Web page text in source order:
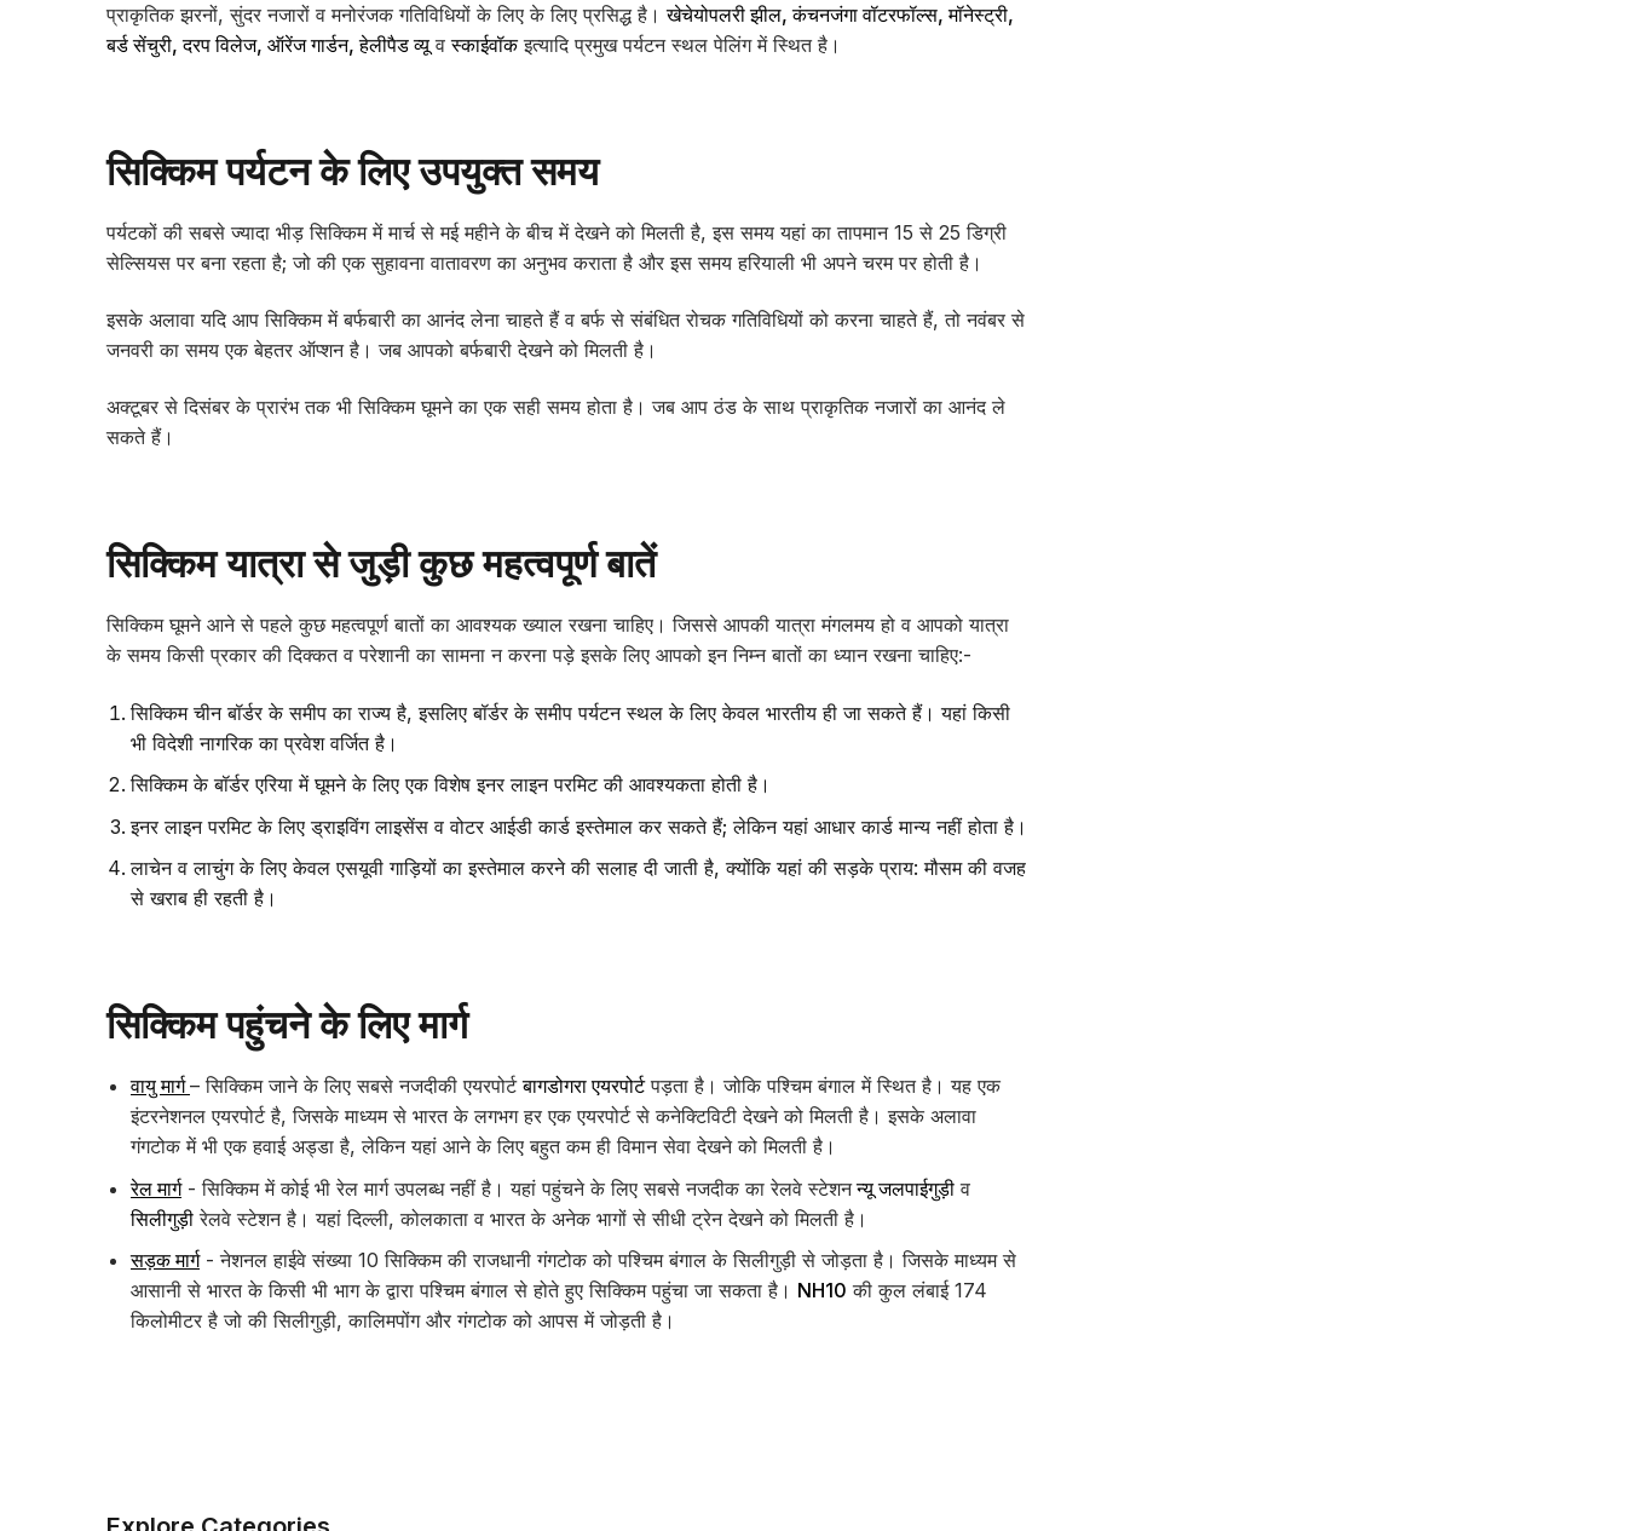
प्राकृतिक झरनों, सुंदर नजारों व मनोरंजक गतिविधियों के लिए के लिए प्रसिद्ध है।खेचेयोपलरी झील, कंचनजंगा वॉटरफॉल्स, मॉनेस्ट्री,
बर्ड सेंचुरी, दरप विलेज, ऑरेंज गार्डन, हेलीपैड व्यू वस्काईवॉकइत्यादि प्रमुख पर्यटन स्थल पेलिंग में स्थित है।
सिक्किम पर्यटन के लिए उपयुक्त समय
पर्यटकों की सबसे ज्यादा भीड़ सिक्किम में मार्च से मई महीने के बीच में देखने को मिलती है, इस समय यहां का तापमान 15 से 25 डिग्री
सेल्सियस पर बना रहता है; जो की एक सुहावना वातावरण का अनुभव कराता है और इस समय हरियाली भी अपने चरम पर होती है।
इसके अलावा यदि आप सिक्किम में बर्फबारी का आनंद लेना चाहते हैं व बर्फ से संबंधित रोचक गतिविधियों को करना चाहते हैं, तो नवंबर से
जनवरी का समय एक बेहतर ऑप्शन है। जब आपको बर्फबारी देखने को मिलती है।
अक्टूबर से दिसंबर के प्रारंभ तक भी सिक्किम घूमने का एक सही समय होता है। जब आप ठंड के साथ प्राकृतिक नजारों का आनंद ले
सकते हैं।
सिक्किम यात्रा से जुड़ी कुछ महत्वपूर्ण बातें
सिक्किम घूमने आने से पहले कुछ महत्वपूर्ण बातों का आवश्यक ख्याल रखना चाहिए। जिससे आपकी यात्रा मंगलमय हो व आपको यात्रा
के समय किसी प्रकार की दिक्कत व परेशानी का सामना न करना पड़े इसके लिए आपको इन निम्न बातों का ध्यान रखना चाहिए:-
सिक्किम चीन बॉर्डर के समीप का राज्य है, इसलिए बॉर्डर के समीप पर्यटन स्थल के लिए केवल भारतीय ही जा सकते हैं। यहां किसी
भी विदेशी नागरिक का प्रवेश वर्जित है।
सिक्किम के बॉर्डर एरिया में घूमने के लिए एक विशेष इनर लाइन परमिट की आवश्यकता होती है।
इनर लाइन परमिट के लिए ड्राइविंग लाइसेंस व वोटर आईडी कार्ड इस्तेमाल कर सकते हैं; लेकिन यहां आधार कार्ड मान्य नहीं होता है।
लाचेन व लाचुंग के लिए केवल एसयूवी गाड़ियों का इस्तेमाल करने की सलाह दी जाती है, क्योंकि यहां की सड़के प्राय: मौसम की वजह
से खराब ही रहती है।
सिक्किम पहुंचने के लिए मार्ग
वायु मार्ग– सिक्किम जाने के लिए सबसे नजदीकी एयरपोर्टबागडोगरा एयरपोर्टपड़ता है। जोकि पश्चिम बंगाल में स्थित है। यह एक
इंटरनेशनल एयरपोर्ट है, जिसके माध्यम से भारत के लगभग हर एक एयरपोर्ट से कनेक्टिविटी देखने को मिलती है। इसके अलावा
गंगटोक में भी एक हवाई अड्डा है, लेकिन यहां आने के लिए बहुत कम ही विमान सेवा देखने को मिलती है।
रेल मार्ग- सिक्किम में कोई भी रेल मार्ग उपलब्ध नहीं है। यहां पहुंचने के लिए सबसे नजदीक का रेलवे स्टेशनन्यू जलपाईगुड़ी व
सिलीगुड़ी रेलवे स्टेशन है। यहां दिल्ली, कोलकाता व भारत के अनेक भागों से सीधी ट्रेन देखने को मिलती है।
सड़क मार्ग- नेशनल हाईवे संख्या 10 सिक्किम की राजधानी गंगटोक को पश्चिम बंगाल के सिलीगुड़ी से जोड़ता है। जिसके माध्यम से
आसानी से भारत के किसी भी भाग के द्वारा पश्चिम बंगाल से होते हुए सिक्किम पहुंचा जा सकता है। NH10 की कुल लंबाई 174
किलोमीटर है जो की सिलीगुड़ी, कालिमपोंग और गंगटोक को आपस में जोड़ती है।